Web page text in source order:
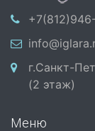
г.Санкт-
(2 этаж)
Меню